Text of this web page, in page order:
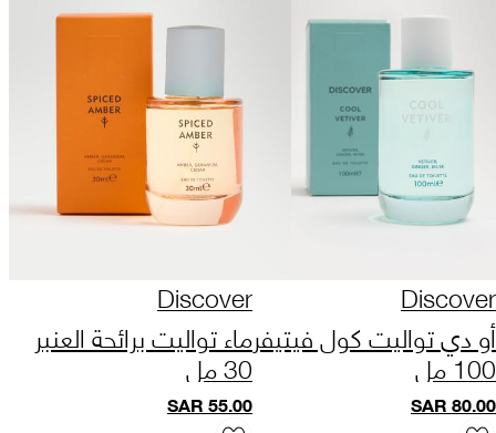
Discover
أو دي تواليت كول فيتيفر
100 مل
SAR80.00
Discover
ماء تواليت برائحة العنبر
30 مل
SAR55.00